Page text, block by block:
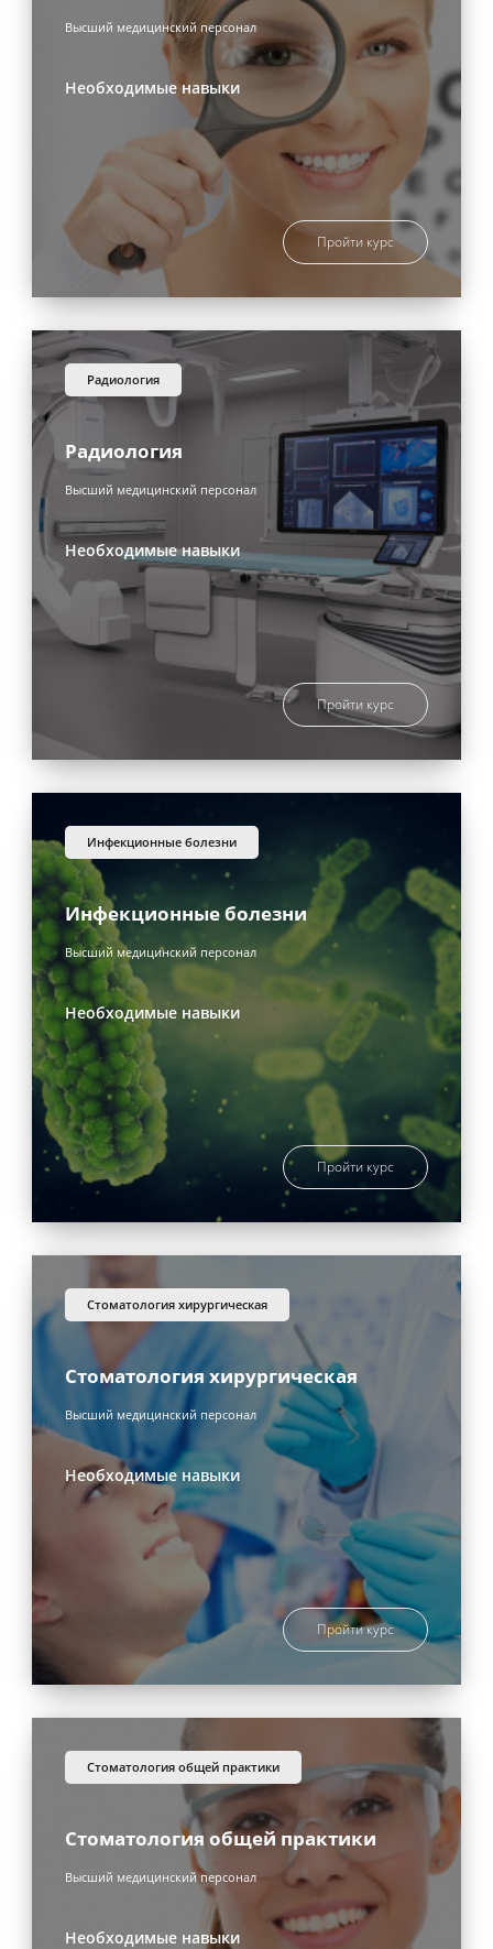
Высший медицинский персонал
Необходимые навыки
Пройти курс
радиология
Радиология
Высший медицинский персонал
Необходимые навыки
Пройти курс
инфекционные болезни
Инфекционные болезни
Высший медицинский персонал
Необходимые навыки
Пройти курс
стоматология хирургическая
Стоматология хирургическая
Высший медицинский персонал
Необходимые навыки
Пройти курс
стоматология общей практики
Стоматология общей практики
Высший медицинский персонал
Необходимые навыки